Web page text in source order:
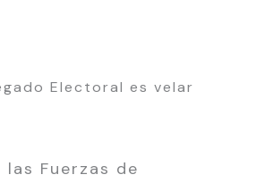
Electoral es velar
Fuerzas de